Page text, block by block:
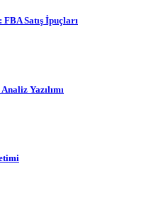
Satış İpuçları
Yazılımı